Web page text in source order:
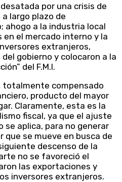
por una crisis de
largo plazo de
ahogo a la industria local
el mercado interno y la
extranjeros,
gobierno y colocaron a la
del F.M.I.
totalmente compensado
producto del mayor
Claramente, esta es la
fiscal, ya que el ajuste
aplica, para no generar
que se mueve en busca de
descenso de la
no se favoreció el
las exportaciones y
inversores extranjeros.